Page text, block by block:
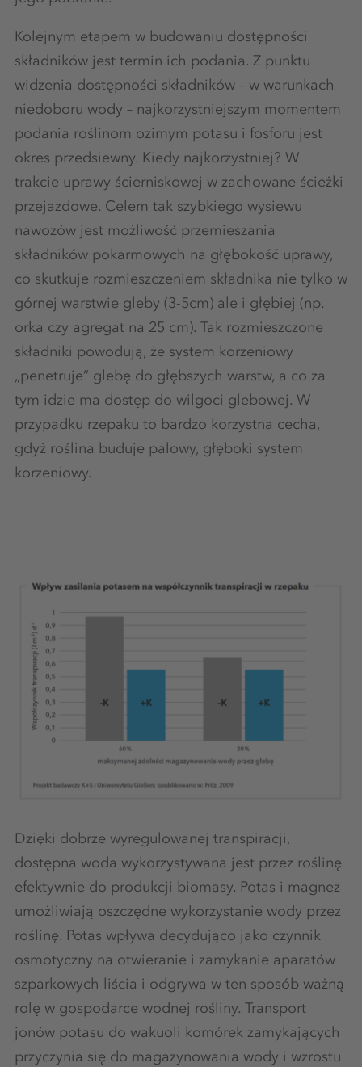
Kolejnym etapem w budowaniu dostępności
składników jest termin ich podania. Z punktu
widzenia dostępności składników – w warunkach
niedoboru wody – najkorzystniejszym momentem
podania roślinom ozimym potasu i fosforu jest
okres przedsiewny. Kiedy najkorzystniej? W
trakcie uprawy ścierniskowej w zachowane ścieżki
przejazdowe. Celem tak szybkiego wysiewu
nawozów jest możliwość przemieszania
składników pokarmowych na głębokość uprawy,
co skutkuje rozmieszczeniem składnika nie tylko w
górnej warstwie gleby (3-5cm) ale i głębiej (np.
orka czy agregat na 25 cm). Tak rozmieszczone
składniki powodują, że system korzeniowy
„penetruje” glebę do głębszych warstw, a co za
tym idzie ma dostęp do wilgoci glebowej. W
przypadku rzepaku to bardzo korzystna cecha,
gdyż roślina buduje palowy, głęboki system
korzeniowy.
Dzięki dobrze wyregulowanej transpiracji,
dostępna woda wykorzystywana jest przez roślinę
efektywnie do produkcji biomasy. Potas i magnez
umożliwiają oszczędne wykorzystanie wody przez
roślinę. Potas wpływa decydująco jako czynnik
osmotyczny na otwieranie i zamykanie aparatów
szparkowych liścia i odgrywa w ten sposób ważną
rolę w gospodarce wodnej rośliny. Transport
jonów potasu do wakuoli komórek zamykających
przyczynia się do magazynowania wody i wzrostu